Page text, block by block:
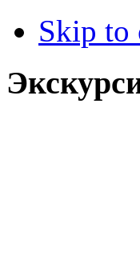
Skip to